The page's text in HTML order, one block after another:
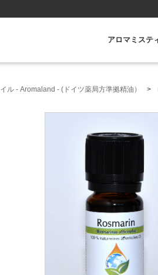
アロマミステ
ル - Aromaland - (ドイツ薬局方準拠精油）